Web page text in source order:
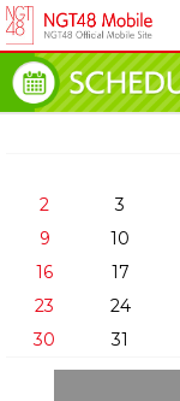
2
3
9
10
16
17
23
24
30
31